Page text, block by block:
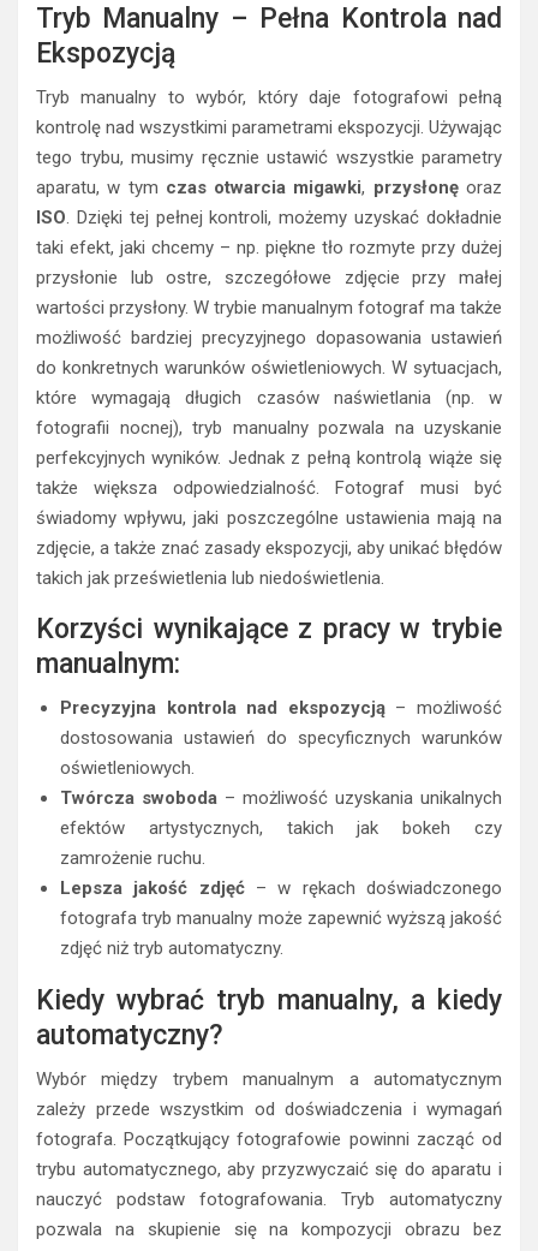
Tryb Manualny – Pełna Kontrola nad
Ekspozycją
Tryb manualny to wybór, który daje fotografowi pełną
kontrolę nad wszystkimi parametrami ekspozycji. Używając
tego trybu, musimy ręcznie ustawić wszystkie parametry
aparatu, w tym czas otwarcia migawki, przysłonęoraz
ISO. Dzięki tej pełnej kontroli, możemy uzyskać dokładnie
taki efekt, jaki chcemy – np. piękne tło rozmyte przy dużej
przysłonie lub ostre, szczegółowe zdjęcie przy małej
wartości przysłony. W trybie manualnym fotograf ma także
możliwość bardziej precyzyjnego dopasowania ustawień
do konkretnych warunków oświetleniowych. W sytuacjach,
które wymagają długich czasów naświetlania (np. w
fotografii nocnej), tryb manualny pozwala na uzyskanie
perfekcyjnych wyników. Jednak z pełną kontrolą wiąże się
także większa odpowiedzialność. Fotograf musi być
świadomy wpływu, jaki poszczególne ustawienia mają na
zdjęcie, a także znać zasady ekspozycji, aby unikać błędów
takich jak prześwietlenia lub niedoświetlenia.
Korzyści wynikające z pracy w trybie
manualnym:
Precyzyjna kontrola nad ekspozycją– możliwość
dostosowania ustawień do specyficznych warunków
oświetleniowych.
Twórcza swoboda – możliwość uzyskania unikalnych
efektów artystycznych, takich jak bokeh czy
zamrożenie ruchu.
Lepsza jakość zdjęć– w rękach doświadczonego
fotografa tryb manualny może zapewnić wyższą jakość
zdjęć niż tryb automatyczny.
Kiedy wybrać tryb manualny, a kiedy
automatyczny?
Wybór między trybem manualnym a automatycznym
zależy przede wszystkim od doświadczenia i wymagań
fotografa. Początkujący fotografowie powinni zacząć od
trybu automatycznego, aby przyzwyczaić się do aparatu i
nauczyć podstaw fotografowania. Tryb automatyczny
pozwala na skupienie się na kompozycji obrazu bez